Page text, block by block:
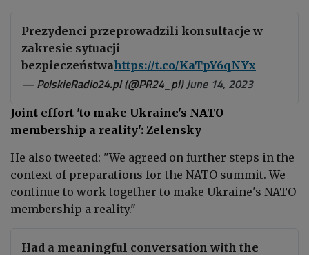
Prezydenci przeprowadzili konsultacje w
zakresie sytuacji
bezpieczeństwahttps://t.co/KaTpY6qNYx
— PolskieRadio24.pl (@PR24_pl)June 14, 2023
Joint effort 'to make Ukraine's NATO
membership a reality': Zelensky
He also tweeted: "We agreed on further steps in the
context of preparations for the NATO summit. We
continue to work together to make Ukraine's NATO
membership a reality."
Had a meaningful conversation with the